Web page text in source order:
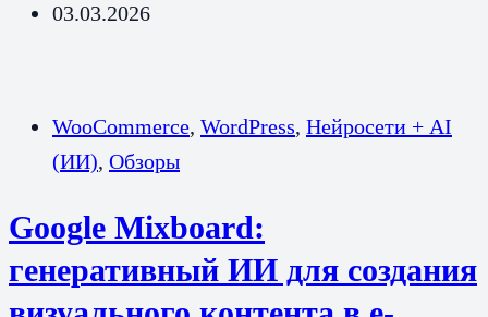
03.03.2026
WooCommerce, WordPress, Нейросети + AI
(ИИ), Обзоры
Google Mixboard:
генеративный ИИ для создания